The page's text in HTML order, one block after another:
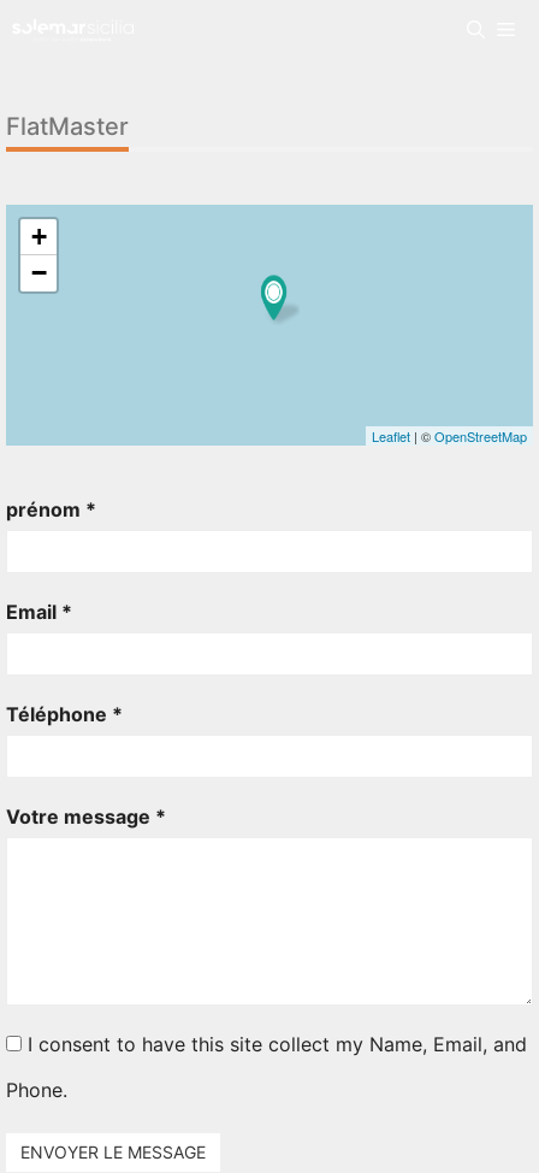
FlatMaster
+
−
Leaflet | ©OpenStreetMap
prénom *
Email *
Téléphone *
Votre message *
I consent to have this site collect my Name, Email, and
Phone.
ENVOYER LE MESSAGE